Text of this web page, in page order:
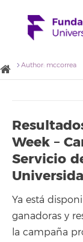
Author: mccorrea
Week –
Servicio
Ya está
ganadoras y
la campaña